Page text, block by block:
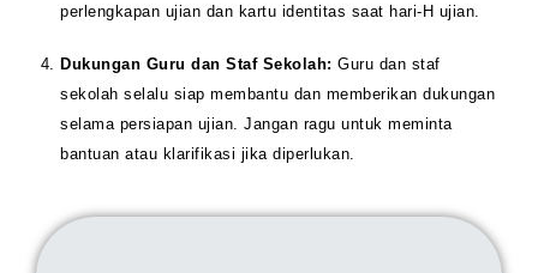
perlengkapan ujian dan kartu identitas saat hari-H ujian.
Dukungan Guru dan Staf Sekolah: Guru dan staf
sekolah selalu siap membantu dan memberikan dukungan
selama persiapan ujian. Jangan ragu untuk meminta
bantuan atau klarifikasi jika diperlukan.